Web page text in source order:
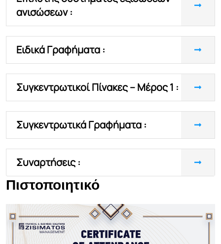
ανισώσεων :
Ειδικά Γραφήματα :
Συγκεντρωτικοί Πίνακες – Μέρος 1 :
Συγκεντρωτικά Γραφήματα :
Συναρτήσεις :
Πιστοποιητικό